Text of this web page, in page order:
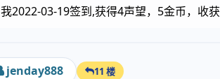
我2022-03-19签到,获得4声望，5金币，收
jenday888 11 楼